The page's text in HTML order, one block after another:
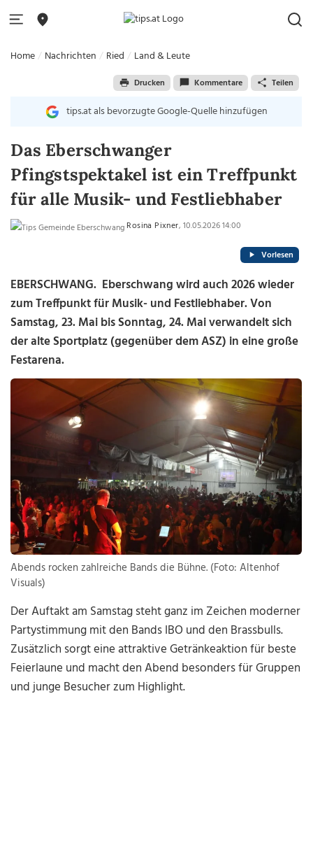
Home Nachrichten Ried Land & Leute
Drucken Kommentare Teilen
tips.at als bevorzugte Google-Quelle hinzufügen
Das Eberschwanger
Pfingstspektakel ist ein Treffpunkt
für alle Musik- und Festliebhaber
Rosina Pixner, 10.05.2026 14:00
Vorlesen
EBERSCHWANG. Eberschwang wird auch 2026 wieder
zum Treffpunkt für Musik- und Festliebhaber. Von
Samstag, 23. Mai bis Sonntag, 24. Mai verwandelt sich
der alte Sportplatz (gegenüber dem ASZ) in eine große
Festarena.
Abends rocken zahlreiche Bands die Bühne. (Foto: Altenhof
Visuals)
Der Auftakt am Samstag steht ganz im Zeichen moderner
Partystimmung mit den Bands IBO und den Brassbulls.
Zusätzlich sorgt eine attraktive Getränkeaktion für beste
Feierlaune und macht den Abend besonders für Gruppen
und junge Besucher zum Highlight.